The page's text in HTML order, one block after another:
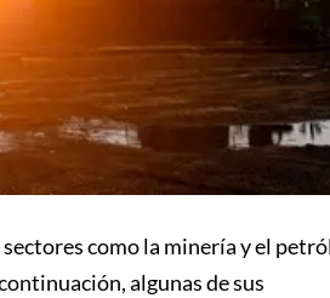
como la minería y el
algunas de sus